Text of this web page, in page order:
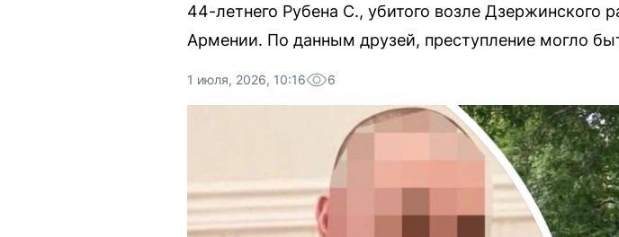
44-летнего Рубена С., убитого возле
Армении. По данным друзей, преступление могло
1 июля, 2026, 10:16 6